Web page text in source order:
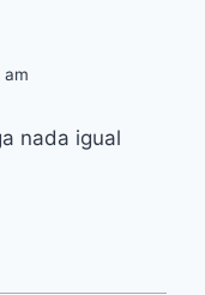
am
nada igual